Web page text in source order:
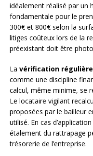
idéalement réalisé par un
fondamentale pour le
300€ et 800€ selon la
litiges coûteux lors de la
préexistant doit être
La vérification régulière
comme une discipline
calcul, même minime, se
Le locataire vigilant
proposées par le bailleur
utilisé. En cas
étalement du rattrapage
trésorerie de l’entreprise.